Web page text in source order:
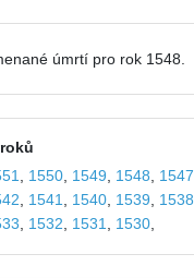
úmrtí pro rok 1548.
1550, 1549 1548 1547
1541 1540, 1539 1538
1532 1531 1530,